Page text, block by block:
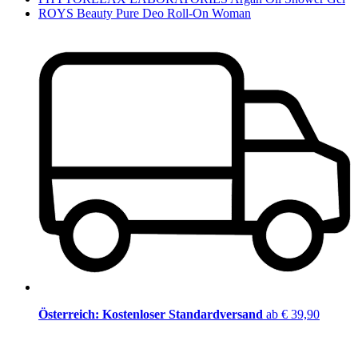
ROYS Beauty Pure Deo Roll-On Woman
Österreich: Kostenloser Standardversand ab € 39,90